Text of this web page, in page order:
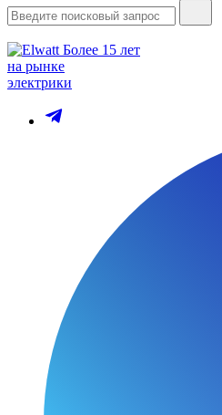
Более 15 лет
на рынке
электрики